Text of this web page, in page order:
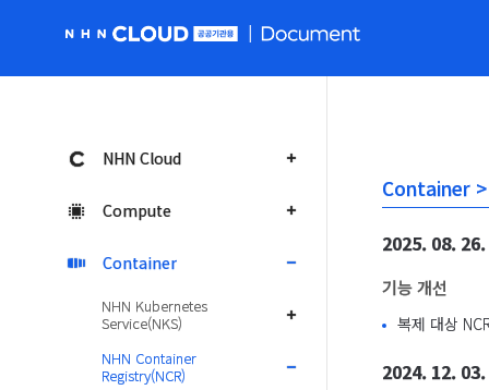
NHN Cloud
Compute
Container
NHN Kubernetes
Service(NKS)
NHN Container
Registry(NCR)
Container
2025. 08. 26.
기능 개선
복제 대상
2024. 12. 03.